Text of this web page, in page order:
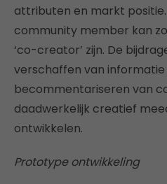
attributen en markt
community member kan
‘co-creator’ zijn. De
verschaffen van
becommentariseren van
daadwerkelijk creatief
ontwikkelen.
Prototype ontwikkeling